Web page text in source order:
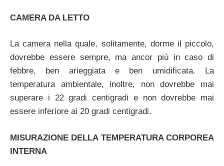
CAMERA DA LETTO
La camera nella quale, solitamente, dorme il piccolo,
dovrebbe essere sempre, ma ancor più in caso di
febbre, ben arieggiata e ben umidificata. La
temperatura ambientale, inoltre, non dovrebbe mai
superare i 22 gradi centigradi e non dovrebbe mai
essere inferiore ai 20 gradi centigradi.
MISURAZIONE DELLA TEMPERATURA CORPOREA
INTERNA